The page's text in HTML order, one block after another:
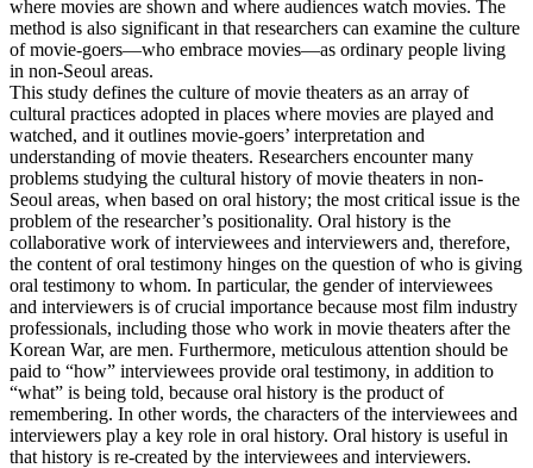
where movies are shown and where audiences watch movies. The
method is also significant in that researchers can examine the culture
of movie-goers—who embrace movies—as ordinary people living
in non-Seoul areas.
This study defines the culture of movie theaters as an array of
cultural practices adopted in places where movies are played and
watched, and it outlines movie-goers’ interpretation and
understanding of movie theaters. Researchers encounter many
problems studying the cultural history of movie theaters in non-
Seoul areas, when based on oral history; the most critical issue is the
problem of the researcher’s positionality. Oral history is the
collaborative work of interviewees and interviewers and, therefore,
the content of oral testimony hinges on the question of who is giving
oral testimony to whom. In particular, the gender of interviewees
and interviewers is of crucial importance because most film industry
professionals, including those who work in movie theaters after the
Korean War, are men. Furthermore, meticulous attention should be
paid to “how” interviewees provide oral testimony, in addition to
“what” is being told, because oral history is the product of
remembering. In other words, the characters of the interviewees and
interviewers play a key role in oral history. Oral history is useful in
that history is re-created by the interviewees and interviewers.